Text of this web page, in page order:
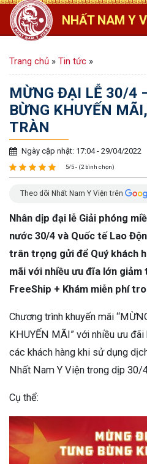
NHẤT NAM Y
Trang chủ » Tin tức »
MỪNG ĐẠI LỄ 30/4
BỪNG KHUYẾN
TRÀN
Ngày cập nhật: 17:04 - 29/04/2022
5/5 - (2 bình chọn)
Theo dõi Nhất Nam Y Viện trên
Nhân dịp đại lễ Giải phóng
nước 30/4 và Quốc tế Lao
trân trọng gửi để Quý khách
mãi với nhiều ưu đĩa lớn giảm
FreeShip + Khám miễn phí
Chương trình khuyến mãi
KHUYẾN MÃI” với nhiều ưu
các khách hàng khi sử dụng
Nhất Nam Y Viện trong dịp 30/
Cụ thể: